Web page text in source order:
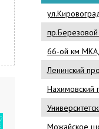
66-ой км
Ленинский
Нахимовский
Можайское